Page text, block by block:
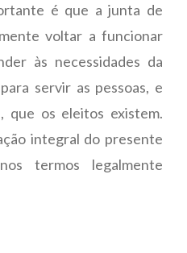
é que a junta de
voltar a funcionar
às necessidades da
servir as pessoas, e
que os eleitos existem.
integral do presente
termos legalmente